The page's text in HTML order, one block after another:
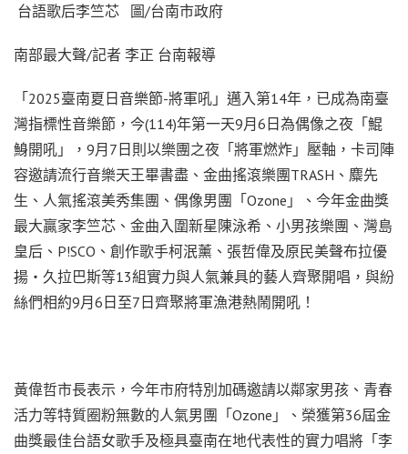
台語歌后李竺芯 圖/台南市政府
南部最大聲/記者 李正 台南報導
「2025臺南夏日音樂節-將軍吼」邁入第14年，已成為南臺
灣指標性音樂節，今(114)年第一天9月6日為偶像之夜「鯤
鯓開吼」，9月7日則以樂團之夜「將軍燃炸」壓軸，卡司陣
容邀請流行音樂天王畢書盡、金曲搖滾樂團TRASH、麋先
生、人氣搖滾美秀集團、偶像男團「Ozone」、今年金曲獎
最大贏家李竺芯、金曲入圍新星陳泳希、小男孩樂團、灣島
皇后、P!SCO、創作歌手柯泯薰、張哲偉及原民美聲布拉優
揚・久拉巴斯等13組實力與人氣兼具的藝人齊聚開唱，與紛
絲們相約9月6日至7日齊聚將軍漁港熱鬧開吼！
黃偉哲市長表示，今年市府特別加碼邀請以鄰家男孩、青春
活力等特質圈粉無數的人氣男團「Ozone」、榮獲第36屆金
曲獎最佳台語女歌手及極具臺南在地代表性的實力唱將「李